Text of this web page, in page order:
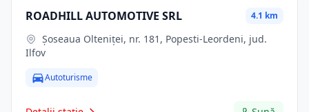
ROADHILL AUTOMOTIVE SRL 4.1 km
Ilfov
Autoturisme